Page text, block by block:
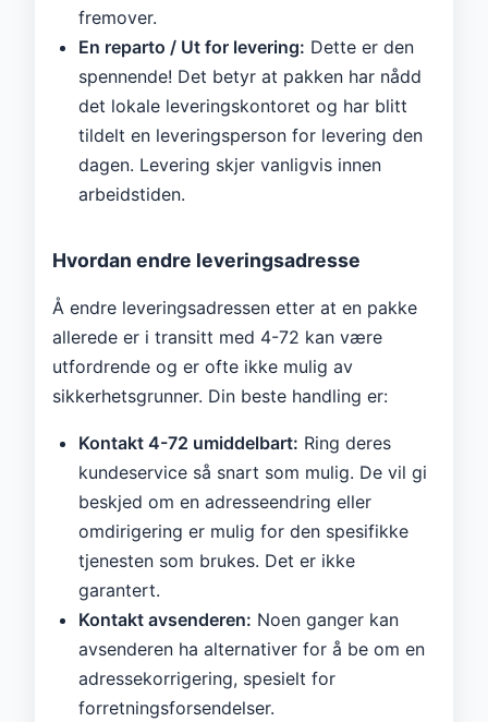
fremover.
En reparto / Ut for levering: Dette er den
spennende! Det betyr at pakken har nådd
det lokale leveringskontoret og har blitt
tildelt en leveringsperson for levering den
dagen. Levering skjer vanligvis innen
arbeidstiden.
Hvordan endre leveringsadresse
Å endre leveringsadressen etter at en pakke
allerede er i transitt med 4-72 kan være
utfordrende og er ofte ikke mulig av
sikkerhetsgrunner. Din beste handling er:
Kontakt 4-72 umiddelbart: Ring deres
kundeservice så snart som mulig. De vil gi
beskjed om en adresseendring eller
omdirigering er mulig for den spesifikke
tjenesten som brukes. Det er ikke
garantert.
Kontakt avsenderen: Noen ganger kan
avsenderen ha alternativer for å be om en
adressekorrigering, spesielt for
forretningsforsendelser.